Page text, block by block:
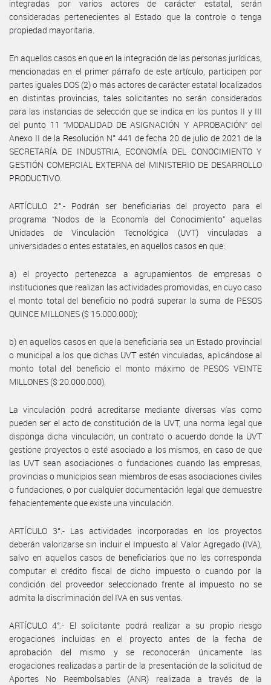
integradas por varios actores de carácter estatal, serán
consideradas pertenecientes al Estado que la controle o tenga
propiedad mayoritaria.
En aquellos casos en que en la integración de las personas jurídicas,
mencionadas en el primer párrafo de este artículo, participen por
partes iguales DOS (2) o más actores de carácter estatal localizados
en distintas provincias, tales solicitantes no serán considerados
para las instancias de selección que se indica en los puntos II y III
del punto 11 “MODALIDAD DE ASIGNACIÓN Y APROBACIÓN” del
Anexo II de la Resolución N° 441 de fecha 20 de julio de 2021 de la
SECRETARÍA DE INDUSTRIA, ECONOMÍA DEL CONOCIMIENTO Y
GESTIÓN COMERCIAL EXTERNA del MINISTERIO DE DESARROLLO
PRODUCTIVO.
ARTÍCULO 2°.- Podrán ser beneficiarias del proyecto para el
programa “Nodos de la Economía del Conocimiento” aquellas
Unidades de Vinculación Tecnológica (UVT) vinculadas a
universidades o entes estatales, en aquellos casos en que:
a) el proyecto pertenezca a agrupamientos de empresas o
instituciones que realizan las actividades promovidas, en cuyo caso
el monto total del beneficio no podrá superar la suma de PESOS
QUINCE MILLONES ($ 15.000.000);
b) en aquellos casos en que la beneficiaria sea un Estado provincial
o municipal a los que dichas UVT estén vinculadas, aplicándose al
monto total del beneficio el monto máximo de PESOS VEINTE
MILLONES ($ 20.000.000).
La vinculación podrá acreditarse mediante diversas vías como
pueden ser el acto de constitución de la UVT, una norma legal que
disponga dicha vinculación, un contrato o acuerdo donde la UVT
gestione proyectos o esté asociado a los mismos, en caso de que
las UVT sean asociaciones o fundaciones cuando las empresas,
provincias o municipios sean miembros de esas asociaciones civiles
o fundaciones, o por cualquier documentación legal que demuestre
fehacientemente que existe una vinculación.
ARTÍCULO 3°.- Las actividades incorporadas en los proyectos
deberán valorizarse sin incluir el Impuesto al Valor Agregado (IVA),
salvo en aquellos casos de beneficiarios que no les corresponda
computar el crédito fiscal de dicho impuesto o cuando por la
condición del proveedor seleccionado frente al impuesto no se
admita la discriminación del IVA en sus ventas.
ARTÍCULO 4°.- El solicitante podrá realizar a su propio riesgo
erogaciones incluidas en el proyecto antes de la fecha de
aprobación del mismo y se reconocerán únicamente las
erogaciones realizadas a partir de la presentación de la solicitud de
Aportes No Reembolsables (ANR) realizada a través de la